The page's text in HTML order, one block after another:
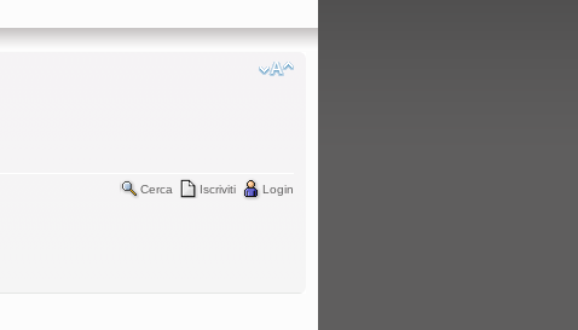
Cerca Iscriviti Login